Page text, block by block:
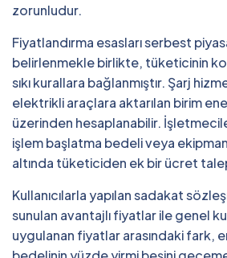
zorunludur.
Fiyatlandırma esasları serbest
belirlenmekle birlikte, tüketicinin
sıkı kurallara bağlanmıştır. Şarj
elektrikli araçlara aktarılan birim
üzerinden hesaplanabilir.
işlem başlatma bedeli veya ekipman
altında tüketiciden ek bir ücret
Kullanıcılarla yapılan sadakat
sunulan avantajlı fiyatlar ile genel
uygulanan fiyatlar arasındaki fark,